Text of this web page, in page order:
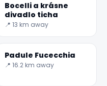
Bocelli a krásne
divadlo ticha
📍 13 km away
Padule Fucecchia
📍 16.2 km away